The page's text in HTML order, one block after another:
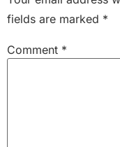
fields are marked *
Comment *